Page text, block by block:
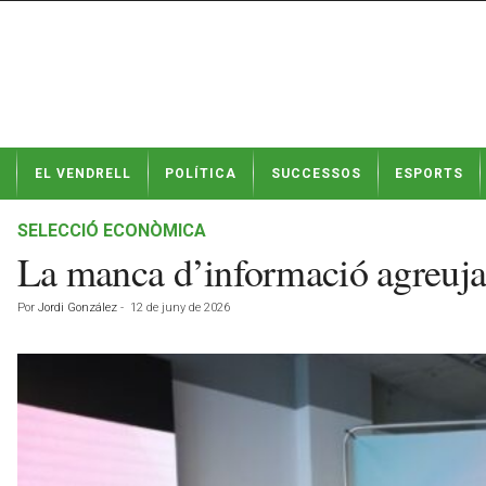
t
EL VENDRELL POLÍTICA SUCCESSOS ESPORTS
SELECCIÓ ECONÒMICA
La manca d’informació
Por Jordi González - 12 de juny de 2026